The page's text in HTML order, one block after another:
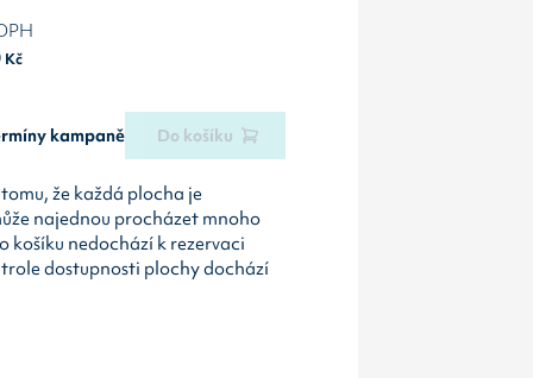
Kč
kampaně Do košíku
že každá plocha je
najednou procházet mnoho
košíku nedochází k rezervaci
dostupnosti plochy dochází